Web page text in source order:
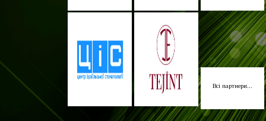
Всі партнери...